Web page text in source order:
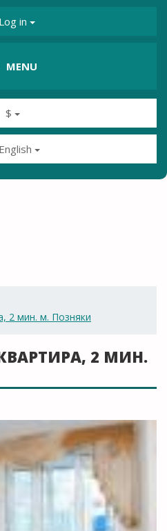
Log in
MENU
$
English
2 мин. м. Позняки
2 МИН.